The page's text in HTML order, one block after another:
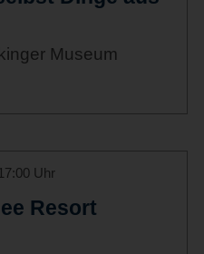
Museum
Uhr
Resort